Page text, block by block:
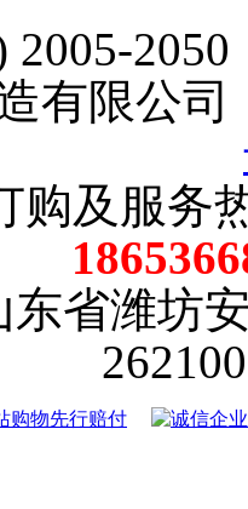
2005-
有限公
购及服务
东省潍坊